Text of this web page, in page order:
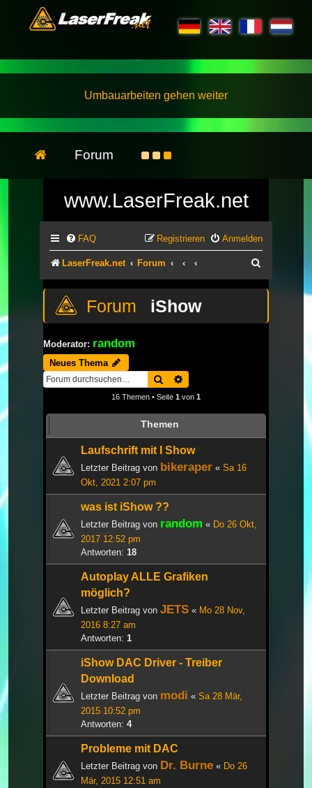
Umbauarbeiten gehen weiter
Forum
www.LaserFreak.net
FAQ Anmelden
Registrieren
LaserFreak.net Forum
iShow
Moderator: random
Neues Thema
Suche
16 Themen • Seite 1 von 1
Themen
Laufschrift mit I Show
Letzter Beitrag von bikeraper « Sa 16
Okt, 2021 2:07 pm
was ist iShow ??
Letzter Beitrag von random « Do 26 Okt,
2017 12:52 pm
Antworten: 18
Autoplay ALLE Grafiken
möglich?
Letzter Beitrag von JETS « Mo 28 Nov,
2016 8:27 am
Antworten: 1
iShow DAC Driver - Treiber
Download
Letzter Beitrag von modi « Sa 28 Mär,
2015 10:52 pm
Antworten: 4
Probleme mit DAC
Letzter Beitrag von Dr. Burne « Do 26
Mär, 2015 12:51 am